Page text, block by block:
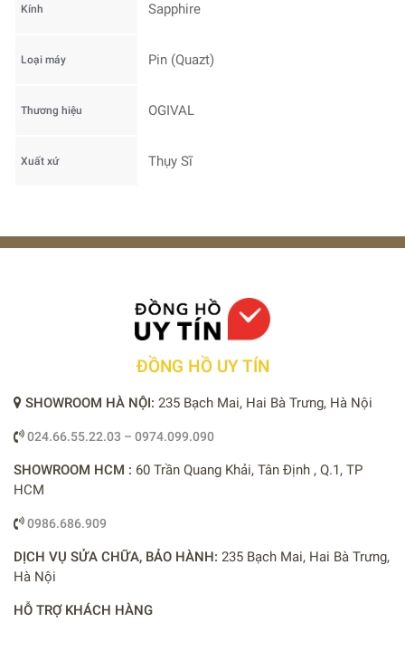
Kính Sapphire
Loại máy Pin (Quazt)
Thương hiệu OGIVAL
Xuất xứ Thụy Sĩ
ĐỒNG HỒ UY TÍN
SHOWROOM HÀ NỘI: 235 Bạch Mai, Hai Bà Trưng, Hà Nội
024.66.55.22.03 – 0974.099.090
SHOWROOM HCM : 60 Trần Quang Khải, Tân Định , Q.1, TP
HCM
0986.686.909
DỊCH VỤ SỬA CHỮA, BẢO HÀNH: 235 Bạch Mai, Hai Bà Trưng,
Hà Nội
HỖ TRỢ KHÁCH HÀNG